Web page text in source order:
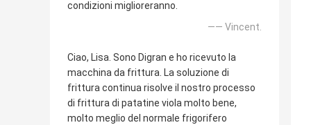
condizioni miglioreranno.
—— Vincent.
Ciao, Lisa. Sono Digran e ho ricevuto la
macchina da frittura. La soluzione di
frittura continua risolve il nostro processo
di frittura di patatine viola molto bene,
molto meglio del normale frigorifero